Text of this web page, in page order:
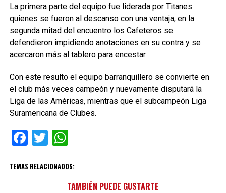
La primera parte del equipo fue liderada por Titanes
quienes se fueron al descanso con una ventaja, en la
segunda mitad del encuentro los Cafeteros se
defendieron impidiendo anotaciones en su contra y se
acercaron más al tablero para encestar.
Con este resulto el equipo barranquillero se convierte en
el club más veces campeón y nuevamente disputará la
Liga de las Américas, mientras que el subcampeón Liga
Suramericana de Clubes.
Facebook
TwitterWhatsApp
TEMAS RELACIONADOS:
TAMBIÉN PUEDE GUSTARTE